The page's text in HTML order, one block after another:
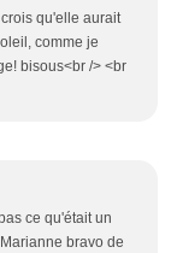
qu'elle aurait
comme je
bisous<br /> <br
ce qu'était un
bravo de